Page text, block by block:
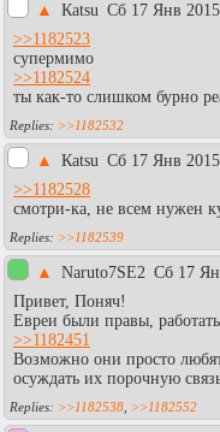
▲ Каtsu Сб 17 Янв
>>1182523
супермимо
>>1182524
ты как-то слишком бурно
>>1182532
▲ Каtsu Сб 17 Янв
>>1182528
смотри-ка, не всем нужен
>>1182539
▲ Naruto7SE2 Сб 17
Привет, Поняч!
Евреи были правы,
>>1182451
Возможно они просто
осуждать их порочную
>>1182538 >>1182552